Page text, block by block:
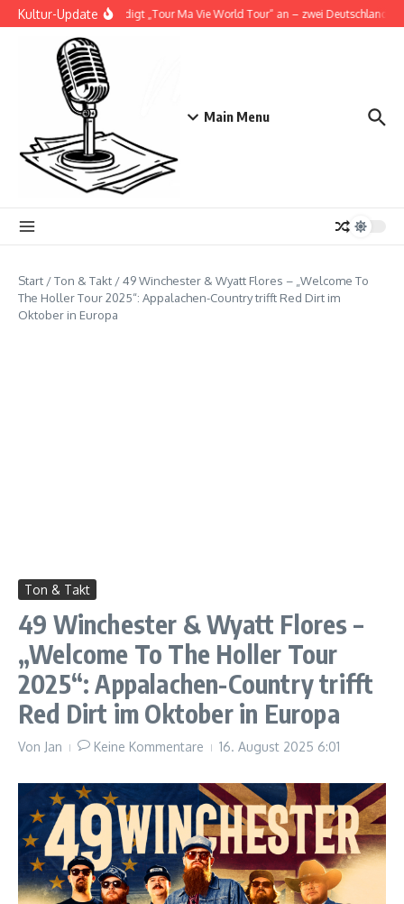
Zum Inhalt springen
Kultur-Update
Doja Cat kündigt „Tour Ma Vie World Tour“ an – zwei
Main Menu
Start /Ton & Takt /49 Winchester & Wyatt Flores – „Welcome To
The Holler Tour 2025“: Appalachen-Country trifft Red Dirt im
Oktober in Europa
Ton & Takt
49 Winchester & Wyatt Flores –
„Welcome To The Holler Tour
2025“: Appalachen-Country trifft
Red Dirt im Oktober in Europa
Von Jan Keine Kommentare 16. August 2025 6:01